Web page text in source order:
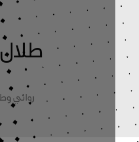
طلال
روائي